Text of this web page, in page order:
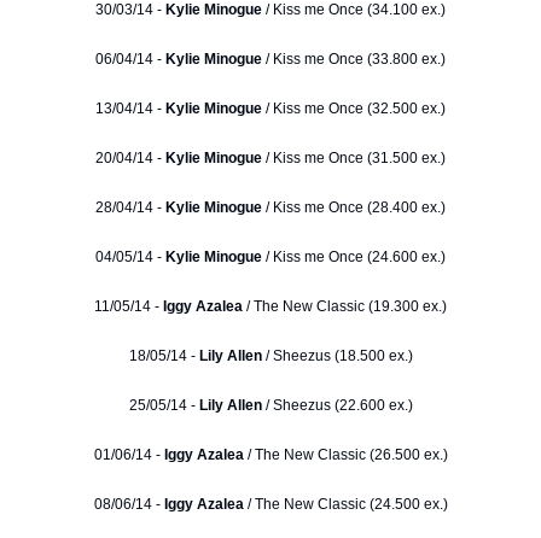
30/03/14 - Kylie Minogue / Kiss me Once (34.100 ex.)
06/04/14 - Kylie Minogue / Kiss me Once (33.800 ex.)
13/04/14 - Kylie Minogue / Kiss me Once (32.500 ex.)
20/04/14 - Kylie Minogue / Kiss me Once (31.500 ex.)
28/04/14 - Kylie Minogue / Kiss me Once (28.400 ex.)
04/05/14 - Kylie Minogue / Kiss me Once (24.600 ex.)
11/05/14 - Iggy Azalea / The New Classic (19.300 ex.)
18/05/14 - Lily Allen/ Sheezus (18.500 ex.)
25/05/14 - Lily Allen/ Sheezus (22.600 ex.)
01/06/14 - Iggy Azalea/ The New Classic (26.500 ex.)
08/06/14 - Iggy Azalea/ The New Classic (24.500 ex.)